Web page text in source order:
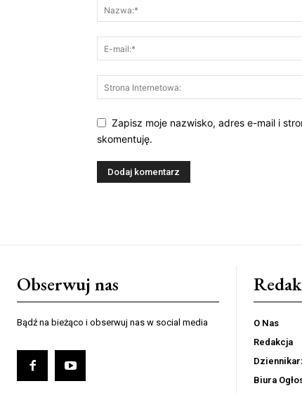
Zapisz moje nazwisko, adres e-mail i
skomentuję.
Obserwuj nas
Bądź na bieżąco i obserwuj nas w social media
O Nas
Redakcja
Biura